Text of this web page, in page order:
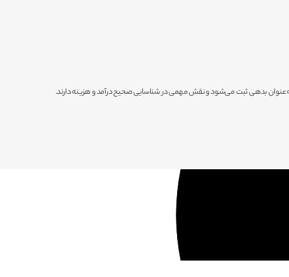
بدهی ثبت می‌شود و نقش مهمی در شناسایی صحیح درآمد و هزینه دارند.